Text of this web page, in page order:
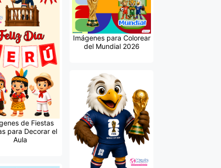
de Fiestas
para Decorar el
Aula
Imágenes para Colorear
del Mundial 2026